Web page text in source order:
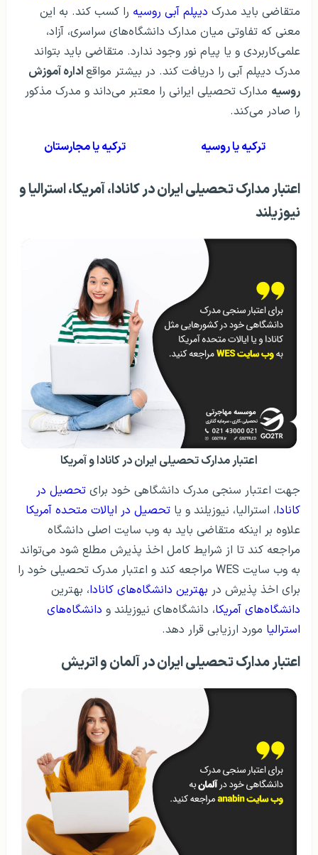
متقاضی باید مدرک دیپلم آبی روسیه را کسب کند. به این
معنی که تفاوتی میان مدارک دانشگاه‌های سراسری، آزاد،
علمی‌کاربردی و یا پیام نور وجود ندارد. متقاضی باید بتواند
مدرک دیپلم آبی را دریافت کند. در بیشتر مواقعاداره آموزش
روسیه مدارک تحصیلی ایرانی را معتبر می‌داند و مدرک مذکور
را صادر می‌کند.
ترکیه یا روسیه ترکیه یا مجارستان
اعتبار مدارک تحصیلی ایران در کانادا، آمریکا، استرالیا و
نیوزیلند
اعتبار مدارک تحصیلی ایران در کانادا و آمریکا
جهت اعتبار سنجی مدرک دانشگاهی خود برای تحصیل در
کانادا، استرالیا، نیوزیلند و یا تحصیل در ایالات متحده آمریکا
علاوه بر اینکه متقاضی باید به وب سایت اصلی دانشگاه
مراجعه کند تا از شرایط کامل اخذ پذیرش مطلع شود می‌تواند
به وب سایت WES مراجعه کند و اعتبار مدرک تحصیلی خود را
برای اخذ پذیرش در بهترین دانشگاه‌های کانادا، بهترین
دانشگاه‌های آمریکا، دانشگاه‌های نیوزیلند و دانشگاه‌های
استرالیا مورد ارزیابی قرار دهد.
اعتبار مدارک تحصیلی ایران در آلمان و اتریش